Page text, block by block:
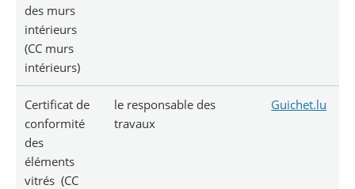
des murs
intérieurs
(CC murs
intérieurs)
Certificat de
conformité
des
éléments
vitrés (CC
le responsable des
travaux
Guichet.lu